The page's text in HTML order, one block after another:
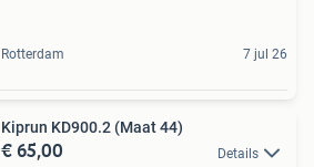
Rotterdam 7 jul 26
Kiprun KD900.2 (Maat 44)
€ 65,00 Details